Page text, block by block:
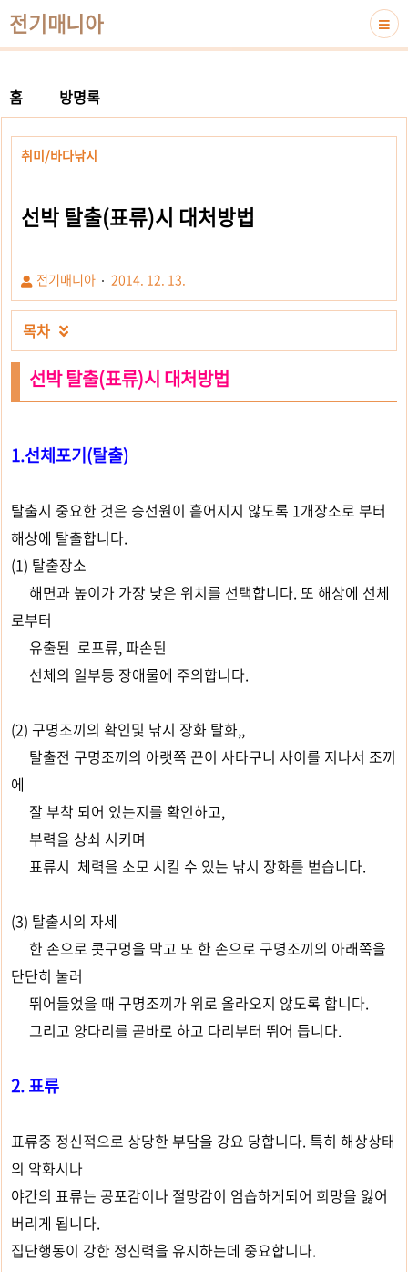
전기매니아
홈 방명록
취미/바다낚시
선박 탈출(표류)시 대처방법
전기매니아 2014. 12. 13.
목차 
선박 탈출(표류)시 대처방법
1.선체포기(탈출)
탈출시 중요한 것은 승선원이 흩어지지 않도록 1개장소로 부터
해상에 탈출합니다.
(1) 탈출장소
해면과 높이가 가장 낮은 위치를 선택합니다. 또 해상에 선체
로부터
유출된 로프류, 파손된
선체의 일부등 장애물에 주의합니다.
(2) 구명조끼의 확인및 낚시 장화 탈화,,
탈출전 구명조끼의 아랫쪽 끈이 사타구니 사이를 지나서 조끼
에
잘 부착 되어 있는지를 확인하고,
부력을 상쇠 시키며
표류시 체력을 소모 시킬 수 있는 낚시 장화를 벋습니다.
(3) 탈출시의 자세
한 손으로 콧구멍을 막고 또 한 손으로 구명조끼의 아래쪽을
단단히 눌러
뛰어들었을 때 구명조끼가 위로 올라오지 않도록 합니다.
그리고 양다리를 곧바로 하고 다리부터 뛰어 듭니다.
2. 표류
표류중 정신적으로 상당한 부담을 강요 당합니다. 특히 해상상태
의 악화시나
야간의 표류는 공포감이나 절망감이 엄습하게되어 희망을 잃어
버리게 됩니다.
집단행동이 강한 정신력을 유지하는데 중요합니다.